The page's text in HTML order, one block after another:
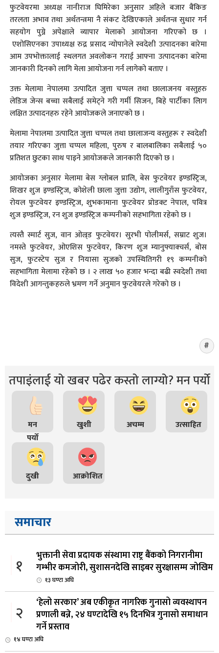
फुटवेयरमा अध्यक्ष नानीराज घिमिरेका अनुसार अहिले बजार बैंकिङ
तरलता अभाव तथा अर्थतन्त्रमा नै संकट देखिएकाले अर्थतन्त्र सुधार गर्न
सहयोग पुग्ने अपेक्षाले व्यापार मेलाको आयोजना गरिएको छ ।
एशोसिएनका उपाध्यक्ष रुद्र प्रसाद न्योपानेले स्वदेशी उत्पादनका बारेमा
आम उपभोक्तालाई स्थलगत अवलोकन गराई आफ्ना उत्पादनका बारेमा
जानकारी दिनको लागि मेला आयोजना गर्न लागेको बताए ।
उक्त मेलामा नेपालमा उत्पादित जुत्ता चप्पल तथा छालाजनय वस्तुहरु
लेडिज जेन्स बच्चा सबैलाई समेट्ने गरी गर्मी सिजन, बिहे पार्टीका लािग
लक्षित उत्पादनहरु रहेने आयोजकले जनाएको छ ।
मेलामा नेपालमा उत्पादित जुत्ता चप्पल तथा छालाजन्य वस्तुहरू र स्वदेशी
तयार गरिएका जुत्ता चप्पल महिला, पुरुष र बालबालिका सबैलाई ५०
प्रतिशत छुटका साथ पाइने आयोजकले जानकारी दिएको छ ।
आयोजका अनुसार मेलामा बेस ग्लोबल प्रालि, बेस फुटवेयर इण्डस्ट्रिज,
शिखर शुज इण्डस्ट्रिज, कोशेली छाला जुत्ता उद्योग, लालीगुराँस फुटवेयर,
रोयल फुटवेयर इण्डस्ट्रिज, शुभकामाना फुटवेयर प्रोडक्ट नेपाल, पवित्र
शुज इण्डस्ट्रिज, रन शुज इण्डस्ट्रिज कम्पनीको सहभागिता रहेको छ ।
त्यस्तै स्मार्ट सुज, वान ओल्र्ड फुटवेयर। सुरभी पोलीमर्स, सम्राट शुज।
नमस्ते फुटवेयर, ओएशिस फुटवेयर, किरण शुज म्यानुफ्याक्चर्स, बोस
सुज, फुटस्टेप सुज र नियासा सुजको उपस्थितिगरी १९ कम्पनीको
सहभागिता मेलामा रहेको छ । २ लाख ५० हजार भन्दा बढी स्वदेशी तथा
विदेशी आगन्तुकहरुले भ्रमण गर्ने अनुमान फुटवेयरले गरेको छ ।
तपाइंलाई यो खबर पढेर कस्तो लाग्यो? मन पर्यो
मन
पर्यो
खुशी अचम्म उत्साहित
दुखी आक्रोशित
समाचार
१
भुक्तानी सेवा प्रदायक संस्थामा राष्ट्र बैंकको निगरानीमा
गम्भीर कमजोरी, सुशासनदेखि साइबर सुरक्षासम्म जोखिम
१३ घण्टा अघि
२
‘हेलो सरकार’ अब एकीकृत नागरिक गुनासो व्यवस्थापन
प्रणाली बन्ने, २४ घण्टादेखि १५ दिनभित्र गुनासो समाधान
गर्ने प्रस्ताव
१४ घण्टा अघि